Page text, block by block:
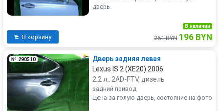
дверь.
В корзину
В наличии
261 BYN 196 BYN
№ 290510
Дверь задняя левая
Lexus IS 2 (XE20) 2006
2.2 л., 2AD-FTV, дизель
задний привод
Цена за голую дверь, состояние на фото